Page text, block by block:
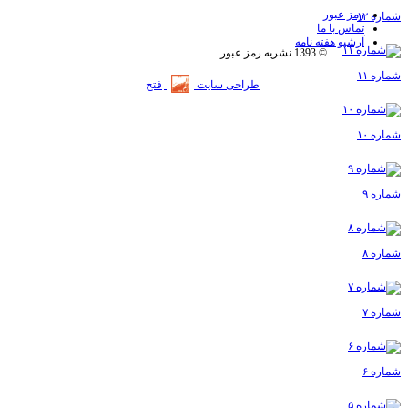
شماره ۱۲
شماره ۱۱
شماره ۱۰
شماره ۹
شماره ۸
شماره ۷
شماره ۶
رمز عبور
تماس با ما
آرشیو هفته نامه
© 1393 نشریه رمز عبور
طراحی سایت فتح